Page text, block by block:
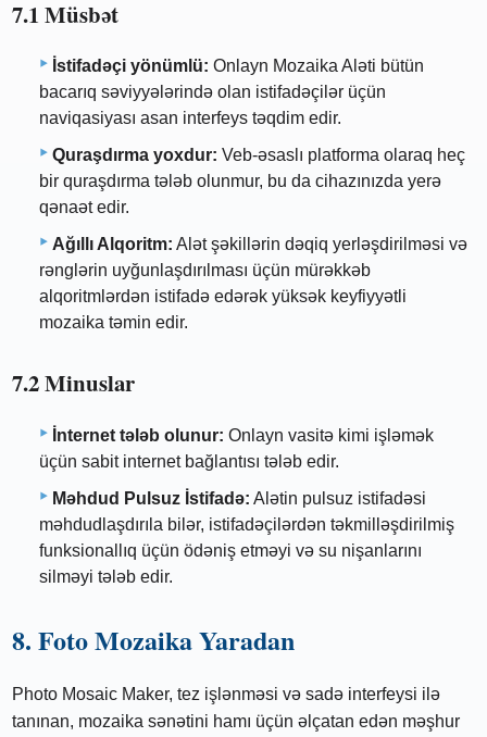
7.1 Müsbət
İstifadəçi yönümlü: Onlayn Mozaika Aləti bütün
bacarıq səviyyələrində olan istifadəçilər üçün
naviqasiyası asan interfeys təqdim edir.
Quraşdırma yoxdur: Veb-əsaslı platforma olaraq heç
bir quraşdırma tələb olunmur, bu da cihazınızda yerə
qənaət edir.
Ağıllı Alqoritm: Alət şəkillərin dəqiq yerləşdirilməsi və
rənglərin uyğunlaşdırılması üçün mürəkkəb
alqoritmlərdən istifadə edərək yüksək keyfiyyətli
mozaika təmin edir.
7.2 Minuslar
İnternet tələb olunur: Onlayn vasitə kimi işləmək
üçün sabit internet bağlantısı tələb edir.
Məhdud Pulsuz İstifadə: Alətin pulsuz istifadəsi
məhdudlaşdırıla bilər, istifadəçilərdən təkmilləşdirilmiş
funksionallıq üçün ödəniş etməyi və su nişanlarını
silməyi tələb edir.
8. Foto Mozaika Yaradan
Photo Mosaic Maker, tez işlənməsi və sadə interfeysi ilə
tanınan, mozaika sənətini hamı üçün əlçatan edən məşhur